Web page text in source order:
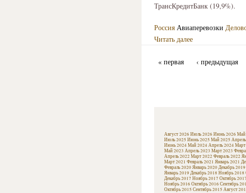
ТрансКредитБанк (19,9%).
Россия Авиаперевозки
Читать далее
« первая ‹ предыдущая
Август 2026 Июль 2026 Июнь 2026 Май
Июль 2025 Июнь 2025 Май 2025
Июнь 2024Май 2024Апрель 2024
Май 2023 Апрель 2023 Март 2023
Апрель 2022 Март 2022 Февраль 2022
Март 2021 Февраль 2021 Январь 2021
Февраль 2020Январь 2020Декабрь 2019
Январь 2019 Декабрь 2018 Ноябрь 2018
Декабрь 2017 Ноябрь 2017 Октябрь 2017
Ноябрь 2016 Октябрь 2016 Сентябрь
Октябрь 2015 Сентябрь 2015 Август